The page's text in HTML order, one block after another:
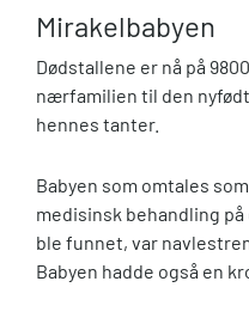
Mirakelbabyen
Dødstallene er nå på
nærfamilien til den
hennes tanter.
Babyen som omtales
medisinsk behandling
ble funnet, var
Babyen hadde også en